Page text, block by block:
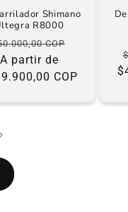
Shimano
R8000
COP
oferta
A partir de
COP